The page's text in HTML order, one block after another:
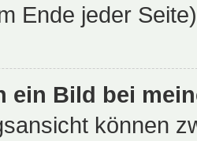
Ende jeder
ein Bild bei
können